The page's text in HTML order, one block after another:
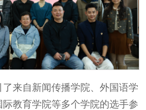
来自新闻传播学院、外国语学
教育学院等多个学院的选手参